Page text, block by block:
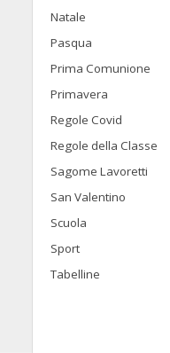
Natale
Pasqua
Prima Comunione
Primavera
Regole Covid
Regole della Classe
Sagome Lavoretti
San Valentino
Scuola
Sport
Tabelline